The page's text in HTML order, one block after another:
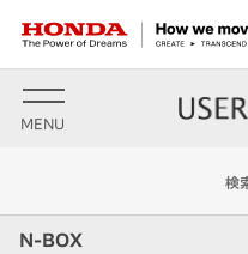
MENU
検
N-BOX